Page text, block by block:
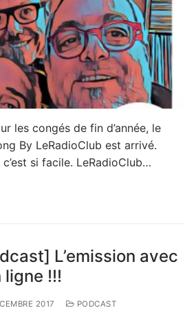
les congés de fin d’année, le
By LeRadioClub est arrivé.
si facile. LeRadioClub…
L’emission avec
ligne !!!
2017
PODCAST